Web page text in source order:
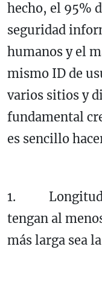
hecho, el 95%
seguridad
humanos y el
mismo ID de
varios sitios y
fundamental
es sencillo
1. Longitud:
tengan al
más larga sea